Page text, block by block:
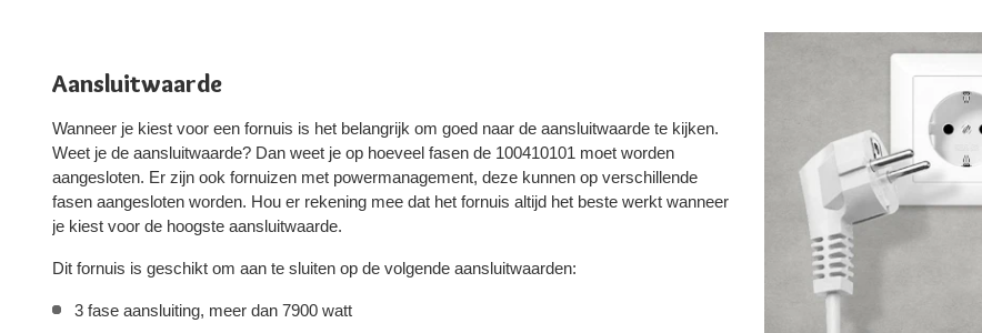
Aansluitwaarde
Wanneer je kiest voor een fornuis is het belangrijk om goed naar de aansluitwaarde te kijken.
Weet je de aansluitwaarde? Dan weet je op hoeveel fasen de 100410101 moet worden
aangesloten. Er zijn ook fornuizen met powermanagement, deze kunnen op verschillende
fasen aangesloten worden. Hou er rekening mee dat het fornuis altijd het beste werkt wanneer
je kiest voor de hoogste aansluitwaarde.
Dit fornuis is geschikt om aan te sluiten op de volgende aansluitwaarden:
3 fase aansluiting, meer dan 7900 watt